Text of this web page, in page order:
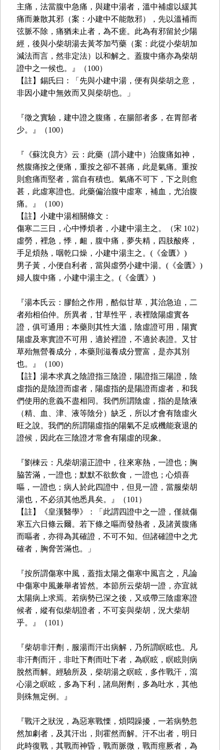
主痛，法當腹中急痛，與建中湯者，溫中補虛以緩其
痛而兼散其邪（案：小建中不能散邪），先以溫補而
弦脈不除，痛猶未止者，為不瘥。此為有邪留於少陽
經，後與小柴胡湯去黃芩加芍藥（案：此從小柴胡加
減法而言，然非定法）以和解之。蓋腹中痛亦為柴胡
證中之一候也。』（100）
【註】錫氏曰：「先與小建中湯，便有與柴胡之意，
非因小建中無效而又與柴胡也。」
『徵之實驗，建中證之腹痛，在腸部者多，在胃部者
少。』（100）
『《蘇沈良方》云：此藥（謂小建中）治腹痛如神，
然腹痛按之便痛，重按之卻不甚痛，此是氣痛。重按
則愈痛而堅者，當自有積也。氣痛不可下，下之則愈
甚，此虛寒證也。此藥偏治腹中虛寒，補血，尤治腹
痛。』（100）
【註】小建中湯相關條文：
傷寒二三日，心中悸煩者，小建中湯主之。（宋 102）
虛勞，裡急，悸，衄，腹中痛，夢失精，四肢酸疼，
手足煩熱，咽乾口燥，小建中湯主之。(《金匱》)
男子黃，小便自利者，當與虛勞小建中湯。(《金匱》)
婦人腹中痛，小建中湯主之。(《金匱》)
『湯本氏云：膠飴之作用，酷似甘草，其治急迫，二
者殆相伯仲。所異者，甘草性平，表裡陰陽虛實各
證，俱可通用；本藥則其性大溫，陰虛證可用，陽實
陽虛及寒實證不可用，適於裡證，不適於表證。又甘
草殆無營養成分，本藥則滋養成分豐富，是亦其別
也。』（100）
【註】湯本求真之陰證指三陰證，陽證指三陽證，陰
虛指的是陰證而虛者，陽虛指的是陽證而虛者，和我
們使用的意義不盡相同。我們所謂陰虛，指的是陰液
（精、血、津、液等陰分）缺乏，所以才會有陰虛火
旺之說。我們的所謂陽虛指的陽氣不足或機能衰退的
證候，因此在三陰證才常會有陽虛的現象。
『劉棟云：凡柴胡湯正證中，往來寒熱，一證也；胸
脇苦滿，一證也；默默不欲飲食，一證也；心煩喜
嘔，一證也；病人於此四證中，但見一證，當服柴胡
湯也，不必須其他悉具矣。』（101）
【註】《皇漢醫學》：「此謂四證中之一證，僅就傷
寒五六日條云爾。若下條之嘔而發熱者，及諸黃腹痛
而嘔者，亦得為其確證，不可不知。但諸確證中之尤
確者，胸脅苦滿也。」
『按所謂傷寒中風，蓋指太陽之傷寒中風言之，凡論
中傷寒中風兼舉者皆然。本節所云柴胡一證，亦宜就
太陽病上求焉。若病勢已深之後，又或帶三陰虛寒證
候者，縱有似柴胡證者，不可妄與柴胡，況大柴胡
乎。』（101）
『柴胡非汗劑，服湯而汗出病解，乃所謂瞑眩也。凡
非汗劑而汗，非吐下劑而吐下者，為瞑眩，瞑眩則病
脫然而解。經驗所及，柴胡湯之瞑眩，多作戰汗，瀉
心湯之瞑眩，多為下利，諸烏附劑，多為吐水，其他
則殊無定例。』
『戰汗之狀況，為惡寒戰慄，煩悶躁擾，一若病勢忽
然加劇者，及其汗出，則霍然而解。汗不出者，明日
此時復戰，其戰而神昏，戰而脈微，戰而痙厥者，為